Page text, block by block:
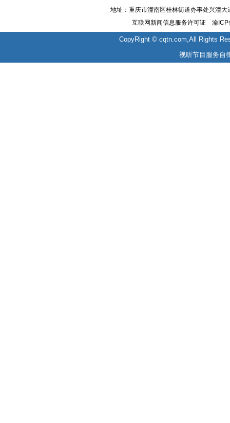
地址：重庆市潼南区桂林街道办事处兴潼
互联网新闻信息服务许可证 渝ICP
CopyRight © cqtn.com,All Rights
视听节目服务自